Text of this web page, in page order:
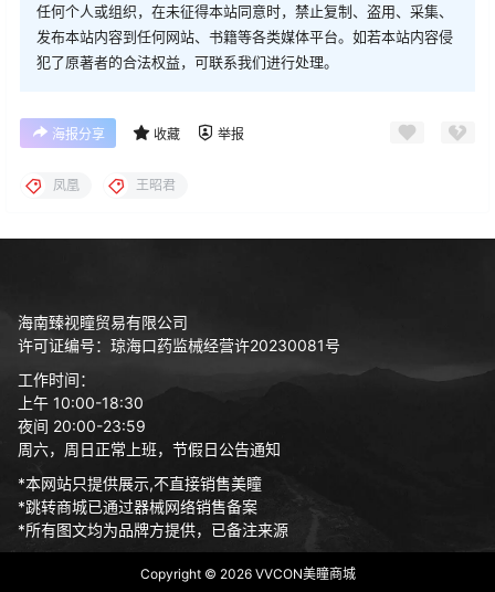
任何个人或组织，在未征得本站同意时，禁止复制、盗用、采集、
发布本站内容到任何网站、书籍等各类媒体平台。如若本站内容侵
犯了原著者的合法权益，可联系我们进行处理。
海报分享 收藏 举报
凤凰 王昭君
海南臻视瞳贸易有限公司
许可证编号：琼海口药监械经营许20230081号
工作时间：
上午 10:00-18:30
夜间 20:00-23:59
周六，周日正常上班，节假日公告通知
*本网站只提供展示,不直接销售美瞳
*跳转商城已通过器械网络销售备案
*所有图文均为品牌方提供，已备注来源
Copyright © 2026VVCON美瞳商城